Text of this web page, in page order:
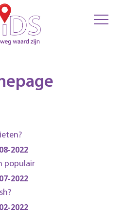
2022
populair
2022
2022